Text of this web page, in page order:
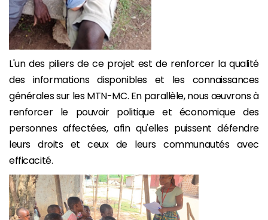
L'un des piliers de ce projet est de renforcer la qualité
des informations disponibles et les connaissances
générales sur les MTN-MC. En parallèle, nous œuvrons à
renforcer le pouvoir politique et économique des
personnes affectées, afin qu'elles puissent défendre
leurs droits et ceux de leurs communautés avec
efficacité.